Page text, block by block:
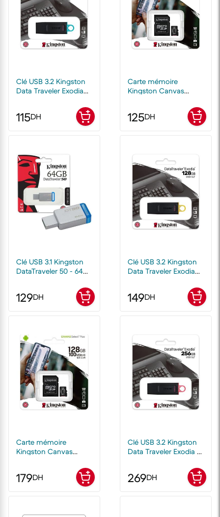
Clé USB 3.2 Kingston
Data Traveler Exodia
115DH
Carte mémoire
Kingston Canvas
Classe 10
125DH
Clé USB 3.1 Kingston
DataTraveler 50 - 64
129DH
Clé USB 3.2 Kingston
Data Traveler Exodia
149DH
Carte mémoire
Kingston Canvas
179DH
Clé USB 3.2 Kingston
Data Traveler Exodia M
269DH